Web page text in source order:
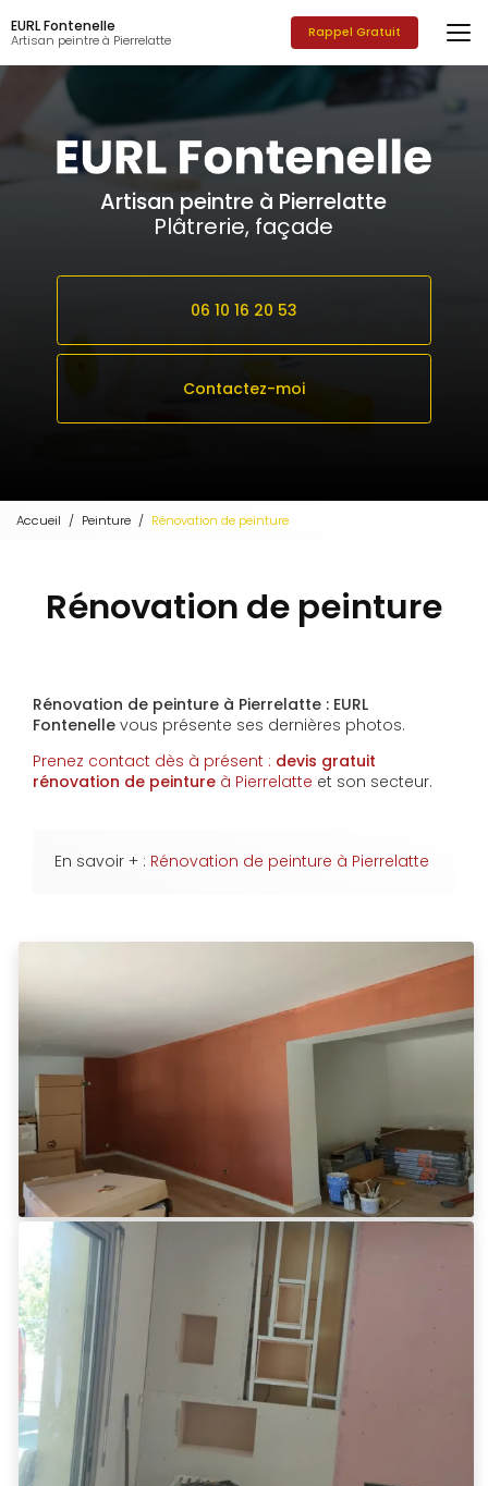
au
contenu
principal
EURL Fontenelle
Artisan peintre à Pierrelatte Rappel Gratuit
Artisan peintre à Pierrelatte
Plâtrerie, façade
06 10 16 20 53
Contactez-moi
Accueil Peinture Rénovation de peinture
Rénovation de peinture
Rénovation de peinture à Pierrelatte : EURL
Fontenelle vous présente ses dernières photos.
Prenez contact dès à présent : devis gratuit
rénovation de peinture à Pierrelatte et son secteur.
En savoir + : Rénovation de peinture à Pierrelatte